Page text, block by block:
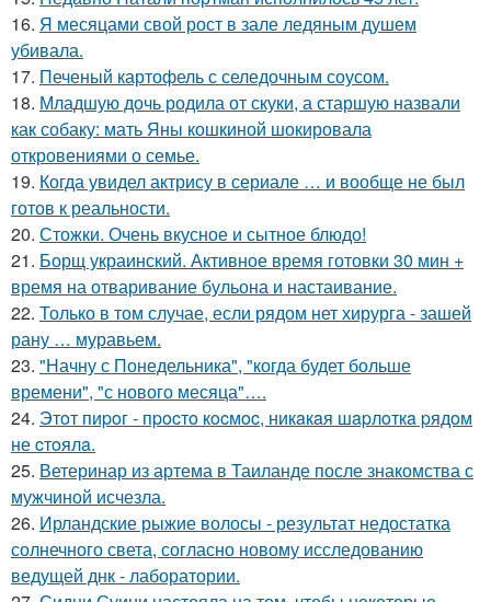
16. Я месяцами свой рост в зале ледяным душем
убивала.
17. Печеный картофель с селедочным соусом.
18. Младшую дочь родила от скуки, а старшую назвали
как собаку: мать Яны кошкиной шокировала
откровениями о семье.
19. Когда увидел актрису в сериале … и вообще не был
готов к реальности.
20. Стожки. Очень вкусное и сытное блюдо!
21. Борщ украинский. Активное время готовки 30 мин +
время на отваривание бульона и настаивание.
22. Только в том случае, если рядом нет хирурга - зашей
рану … муравьем.
23. "Начну с Понедельника", "когда будет больше
времени", "с нового месяца"….
24. Этoт пиpoг - пpocтo кocмoc, никaкaя шapлoткa pядoм
не cтoялa.
25. Ветеринар из артема в Таиланде после знакомства с
мужчиной исчезла.
26. Ирландские рыжие волосы - результат недостатка
солнечного света, согласно новому исследованию
ведущей днк - лаборатории.